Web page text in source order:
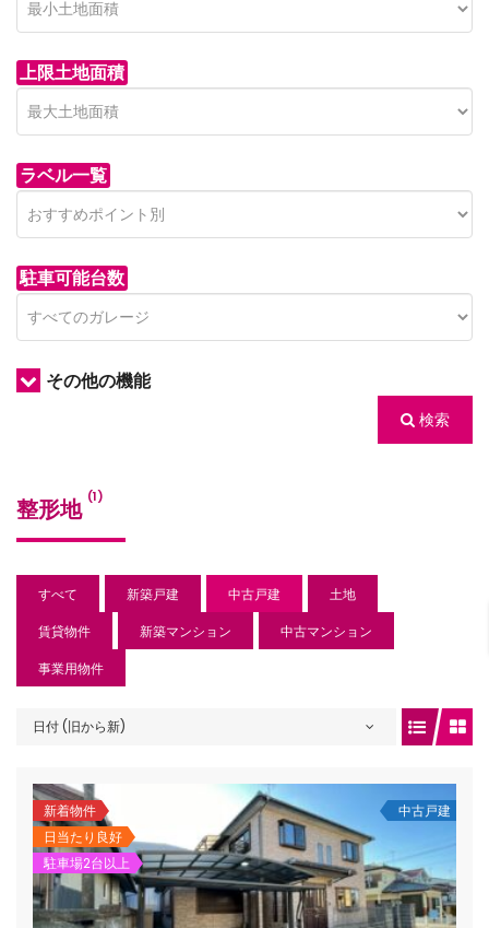
上限土地面積
ラベル一覧
駐車可能台数
その他の機能
検索
整形地 (1)
すべて 新築戸建 中古戸建
土地
賃貸物件
新築マンション
中古マンション
事業用物件
日付 (旧から新)
新着物件
日当たり良好
駐車場2台以上
中古戸建
top-
top-